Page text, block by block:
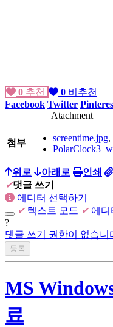
0 추천 0 비추천
Facebook Twitter
Atachment
첨부 screentime.jpg,
위로 아래로 인쇄
✔댓글 쓰기
에디터 선택하기
✔ 텍스트 모드 ✔ 에디
?
댓글 쓰기 권한이 없습
MS
료